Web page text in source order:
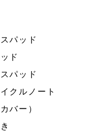
パッド
ド
パッド
クルノート
バー）